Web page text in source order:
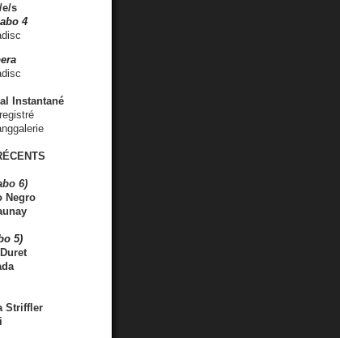
e/s
4
Instantané
6)
Negro
5)
Striffler